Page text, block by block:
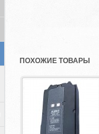
ПОХОЖИЕ ТОВАРЫ